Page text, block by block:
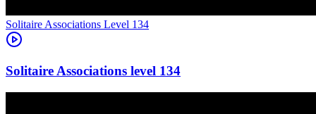
Level 134
134